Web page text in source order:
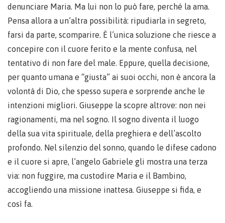
denunciare Maria. Ma lui non lo può fare, perché la ama.
Pensa allora a un’altra possibilità: ripudiarla in segreto,
farsi da parte, scomparire. È l’unica soluzione che riesce a
concepire con il cuore ferito e la mente confusa, nel
tentativo di non fare del male. Eppure, quella decisione,
per quanto umana e “giusta” ai suoi occhi, non è ancora la
volontà di Dio, che spesso supera e sorprende anche le
intenzioni migliori. Giuseppe la scopre altrove: non nei
ragionamenti, ma nel sogno. Il sogno diventa il luogo
della sua vita spirituale, della preghiera e dell’ascolto
profondo. Nel silenzio del sonno, quando le difese cadono
e il cuore si apre, l’angelo Gabriele gli mostra una terza
via: non fuggire, ma custodire Maria e il Bambino,
accogliendo una missione inattesa. Giuseppe si fida, e
così fa.